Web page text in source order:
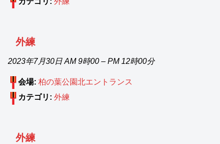
外練
2023年7月30日 AM 9時00 – PM 12時00分
会場: 柏の葉公園北エントランス
カテゴリ: 外練
外練